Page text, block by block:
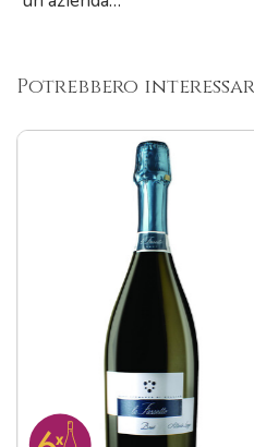
Potrebbero